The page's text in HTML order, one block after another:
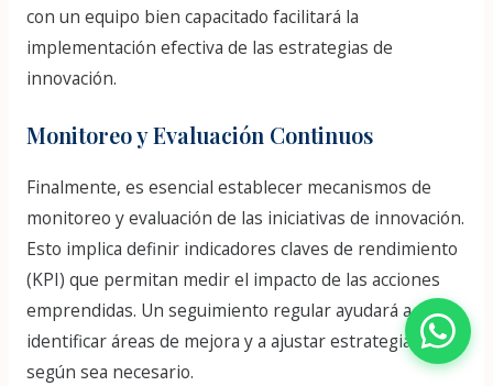
con un equipo bien capacitado facilitará la
implementación efectiva de las estrategias de
innovación.
Monitoreo y Evaluación Continuos
Finalmente, es esencial establecer mecanismos de
monitoreo y evaluación de las iniciativas de innovación.
Esto implica definir indicadores claves de rendimiento
(KPI) que permitan medir el impacto de las acciones
emprendidas. Un seguimiento regular ayudará a
identificar áreas de mejora y a ajustar estrategias
según sea necesario.